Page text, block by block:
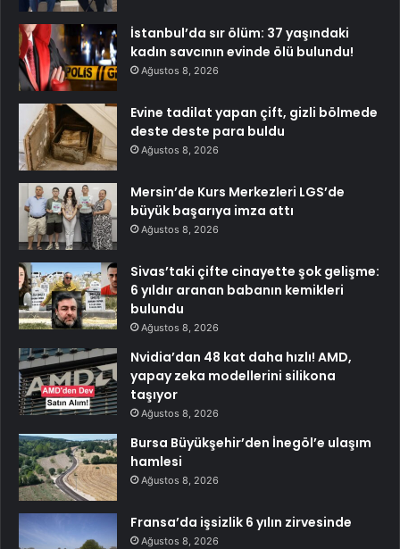
İstanbul’da sır ölüm: 37 yaşındaki
kadın savcının evinde ölü bulundu!
Ağustos 8, 2026
Evine tadilat yapan çift, gizli bölmede
deste deste para buldu
Ağustos 8, 2026
Mersin’de Kurs Merkezleri LGS’de
büyük başarıya imza attı
Ağustos 8, 2026
Sivas’taki çifte cinayette şok gelişme:
6 yıldır aranan babanın kemikleri
bulundu
Ağustos 8, 2026
Nvidia’dan 48 kat daha hızlı! AMD,
yapay zeka modellerini silikona
taşıyor
Ağustos 8, 2026
Bursa Büyükşehir’den İnegöl’e ulaşım
hamlesi
Ağustos 8, 2026
Fransa’da işsizlik 6 yılın zirvesinde
Ağustos 8, 2026